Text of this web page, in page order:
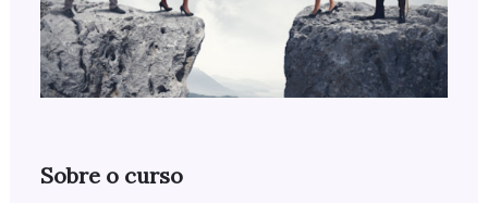
Sobre o curso